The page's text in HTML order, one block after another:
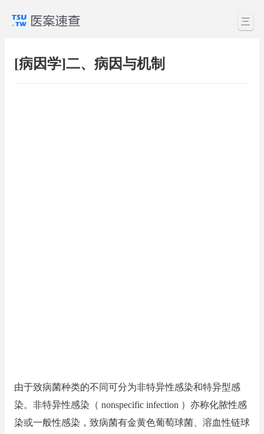
三
[病因学]二、病因与机制
由于致病菌种类的不同可分为非特异性感染和特异型感
染。非特异性感染（ nonspecific infection ）亦称化脓性感
染或一般性感染，致病菌有金黄色葡萄球菌、溶血性链球